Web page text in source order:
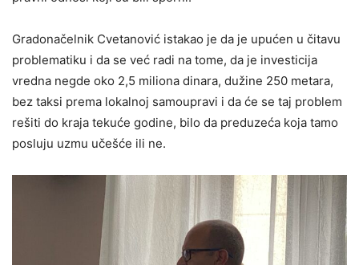
Gradonačelnik Cvetanović istakao je da je upućen u čitavu
problematiku i da se već radi na tome, da je investicija
vredna negde oko 2,5 miliona dinara, dužine 250 metara,
bez taksi prema lokalnoj samoupravi i da će se taj problem
rešiti do kraja tekuće godine, bilo da preduzeća koja tamo
posluju uzmu učešće ili ne.